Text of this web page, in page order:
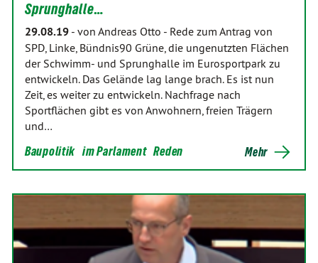
Sprunghalle…
29.08.19 - von Andreas Otto - Rede zum Antrag von
SPD, Linke, Bündnis90 Grüne, die ungenutzten Flächen
der Schwimm- und Sprunghalle im Eurosportpark zu
entwickeln. Das Gelände lag lange brach. Es ist nun
Zeit, es weiter zu entwickeln. Nachfrage nach
Sportflächen gibt es von Anwohnern, freien Trägern
und…
Baupolitik im Parlament Reden Mehr